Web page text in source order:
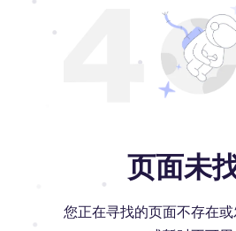
页面未
您正在寻找的页面不存在